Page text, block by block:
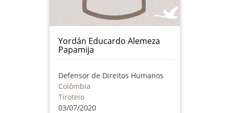
Yordán Educardo Alemeza
Papamija
Defensor de Direitos Humanos
Colômbia
Tiroteio
03/07/2020